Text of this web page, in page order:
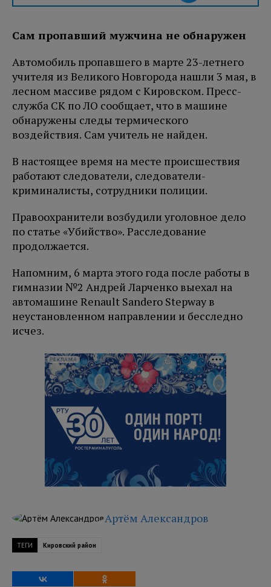
Сам пропавший мужчина не обнаружен
Автомобиль пропавшего в марте 23-летнего
учителя из Великого Новгорода нашли 3 мая, в
лесном массиве рядом с Кировском. Пресс-
служба СК по ЛО сообщает, что в машине
обнаружены следы термического
воздействия. Сам учитель не найден.
В настоящее время на месте происшествия
работают следователи, следователи-
криминалисты, сотрудники полиции.
Правоохранители возбудили уголовное дело
по статье «Убийство». Расследование
продолжается.
Напомним, 6 марта этого года после работы в
гимназии №2 Андрей Ларченко выехал на
автомашине Renault Sandero Stepway в
неустановленном направлении и бесследно
исчез.
РЕКЛАМА
Артём Александров
ТЕГИ Кировский район